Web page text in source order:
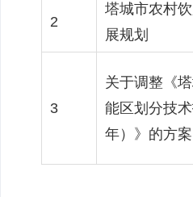
2
塔城市农村
展规划
3
关于调整《
能区划分技
年）》的方案